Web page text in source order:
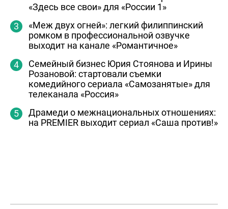
«Здесь все свои» для «России 1»
«Меж двух огней»: легкий филиппинский
ромком в профессиональной озвучке
выходит на канале «Романтичное»
Семейный бизнес Юрия Стоянова и Ирины
Розановой: стартовали съемки
комедийного сериала «Самозанятые» для
телеканала «Россия»
Драмеди о межнациональных отношениях:
на PREMIER выходит сериал «Саша против!»